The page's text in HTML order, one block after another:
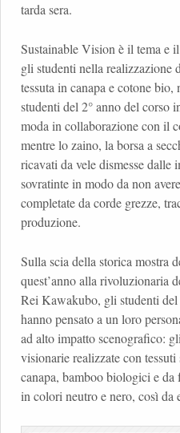
tarda sera.
Sustainable Vision è il tema e
gli studenti nella realizzazione
tessuta in canapa e cotone
studenti del 2° anno del corso
moda in collaborazione con il
mentre lo zaino, la borsa a
ricavati da vele dismesse
sovratinte in modo da non
completate da corde grezze,
produzione.
Sulla scia della storica mostra
quest’anno alla rivoluzionaria
Rei Kawakubo, gli studenti
hanno pensato a un loro
ad alto impatto scenografico:
visionarie realizzate con
canapa, bamboo biologici e
in colori neutro e nero, così da